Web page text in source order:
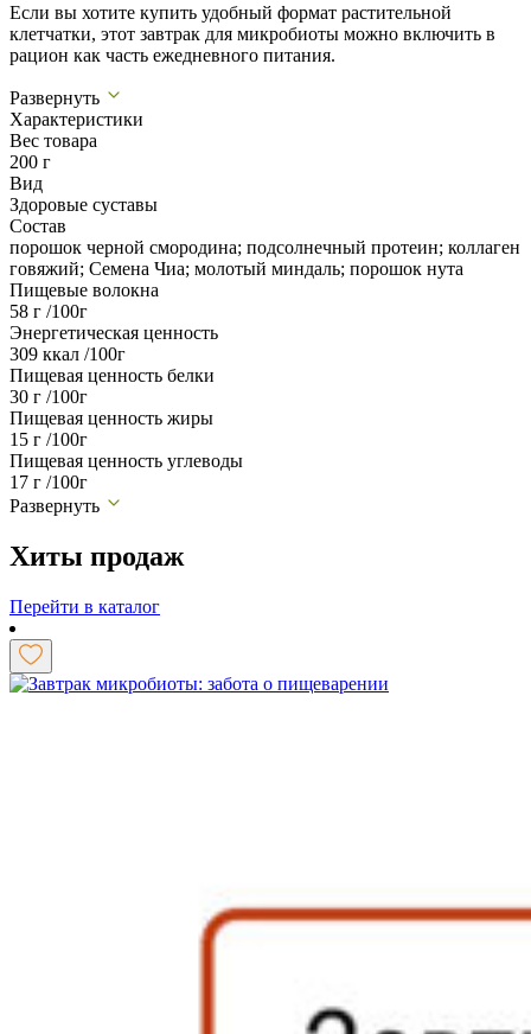
Если вы хотите купить удобный формат растительной
клетчатки, этот завтрак для микробиоты можно включить в
рацион как часть ежедневного питания.
Развернуть
Характеристики
Вес товара
200 г
Вид
Здоровые суставы
Состав
порошок черной смородина; подсолнечный протеин; коллаген
говяжий; Семена Чиа; молотый миндаль; порошок нута
Пищевые волокна
58 г /100г
Энергетическая ценность
309 ккал /100г
Пищевая ценность белки
30 г /100г
Пищевая ценность жиры
15 г /100г
Пищевая ценность углеводы
17 г /100г
Развернуть
Хиты продаж
Перейти в каталог